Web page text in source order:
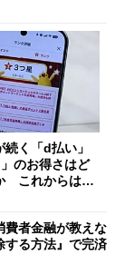
続く「d払い」
」のお得さはど
これからは
費者金融が教えな
する方法』で完済